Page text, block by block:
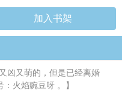
加入书架
凶又萌的，但是已经离婚
火焰豌豆呀 。】